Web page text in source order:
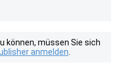
können, müssen Sie sich
anmelden